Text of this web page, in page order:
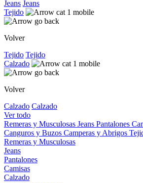
Jeans Jeans
Tejido
Volver
Tejido Tejido
Calzado
Volver
Calzado Calzado
Ver todo
Remeras y Musculosas Jeans Pantalones
Canguros y Buzos Camperas y Abrigos
Remeras y Musculosas
Jeans
Pantalones
Camisas
Calzado